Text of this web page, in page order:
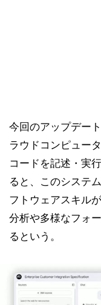
今回のアップデー
ラウドコンピュー
コードを記述・実
ると、このシステ
フトウェアスキル
分析や多様なフォ
るという。